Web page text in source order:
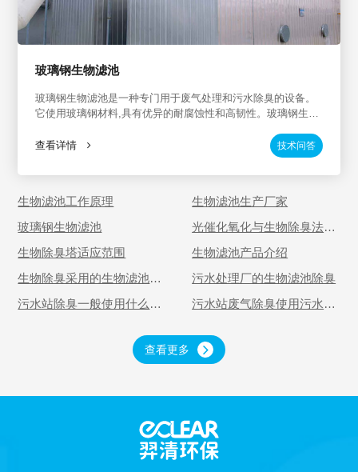
玻璃钢生物滤池
玻璃钢生物滤池是一种专门用于废气处理和污水除臭的设备。
它使用玻璃钢材料,具有优异的耐腐蚀性和高韧性。玻璃钢生物
气治理、新能源行业废气治理、化工行业污水除臭等场景,可有
查看详情 技术问答
生物滤池工作原理
生物滤池生产厂家
玻璃钢生物滤池
光催化氧化与生物除臭法处
生物除臭塔适应范围
生物滤池产品介绍
生物除臭采用的生物滤池是
污水处理厂的生物滤池除臭
污水站除臭一般使用什么设
污水站废气除臭使用污水池
查看更多